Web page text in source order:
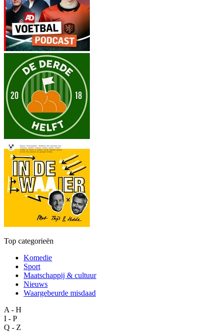
Top categorieën
Komedie
Sport
Maatschappij & cultuur
Nieuws
Waargebeurde misdaad
A - H
I - P
Q - Z